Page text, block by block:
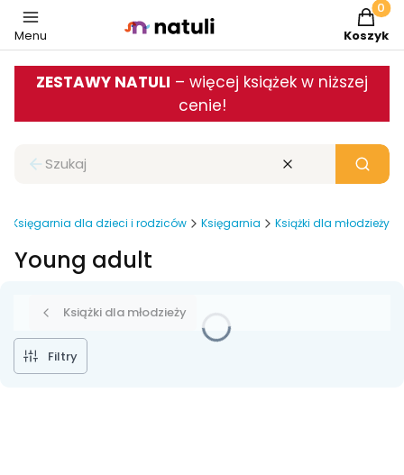
Menu Koszyk
ZESTAWY NATULI – więcej książek w niższej
cenie!
Zamknij wyszukiwarkę Wyczyść Szukaj
Księgarnia dla dzieci i rodziców Księgarnia Książki dla młodzieży
Young adult
Książki dla młodzieży
Filtry